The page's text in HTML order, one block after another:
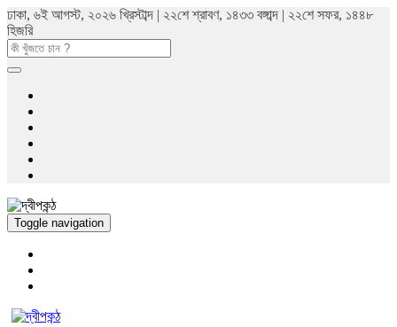
ঢাকা, ৬ই আগস্ট, ২০২৬ খ্রিস্টাব্দ | ২২শে শ্রাবণ, ১৪৩৩ বঙ্গাব্দ | ২২শে সফর, ১৪৪৮
হিজরি
Toggle navigation